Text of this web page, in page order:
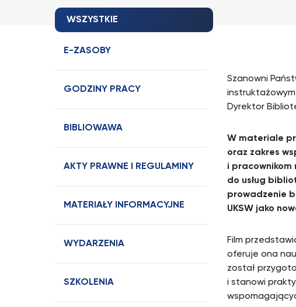
WSZYSTKIE
E-ZASOBY
GODZINY PRACY
BIBLIOWAWA
AKTY PRAWNE I REGULAMINY
MATERIAŁY INFORMACYJNE
WYDARZENIA
SZKOLENIA
Szanowni
Dyrektor
W materiale
oraz zakres
i pracownikom
do usług
prowadzenie
UKSW jako
Film
oferuje ona
został
i stanowi